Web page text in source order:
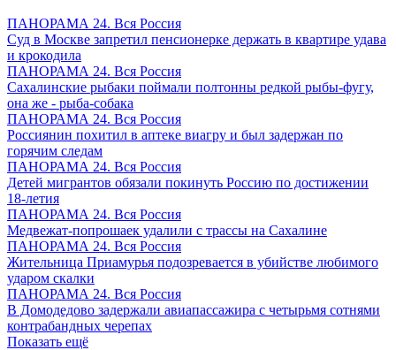
ПАНОРАМА 24. Вся Россия
Суд в Москве запретил пенсионерке держать в квартире удава
и крокодила
ПАНОРАМА 24. Вся Россия
Сахалинские рыбаки поймали полтонны редкой рыбы-фугу,
она же - рыба-собака
ПАНОРАМА 24. Вся Россия
Россиянин похитил в аптеке виагру и был задержан по
горячим следам
ПАНОРАМА 24. Вся Россия
Детей мигрантов обязали покинуть Россию по достижении
18-летия
ПАНОРАМА 24. Вся Россия
Медвежат-попрошаек удалили с трассы на Сахалине
ПАНОРАМА 24. Вся Россия
Жительница Приамурья подозревается в убийстве любимого
ударом скалки
ПАНОРАМА 24. Вся Россия
В Домодедово задержали авиапассажира с четырьмя сотнями
контрабандных черепах
Показать ещё